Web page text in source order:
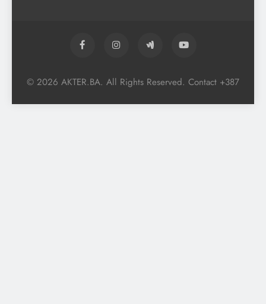
© 2026 AKTER.BA. All Rights Reserved. Contact +387